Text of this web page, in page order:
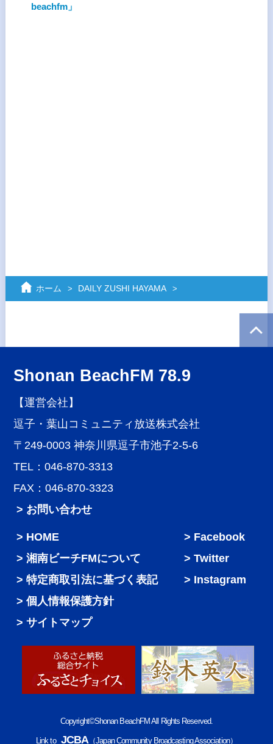
beachfm」
ホーム DAILY ZUSHI HAYAMA
Shonan BeachFM 78.9
【運営会社】
逗子・葉山コミュニティ放送株式会社
〒249-0003 神奈川県逗子市池子2-5-6
TEL：046-870-3313
FAX：046-870-3323
> お問い合わせ
HOME
湘南ビーチFMについて
特定商取引法に基づく表記
個人情報保護方針
サイトマップ
Facebook
Twitter
Instagram
Copyright©Shonan BeachFM All Rights Reserved.
Link to JCBA（Japan Community Broadcasting Association）